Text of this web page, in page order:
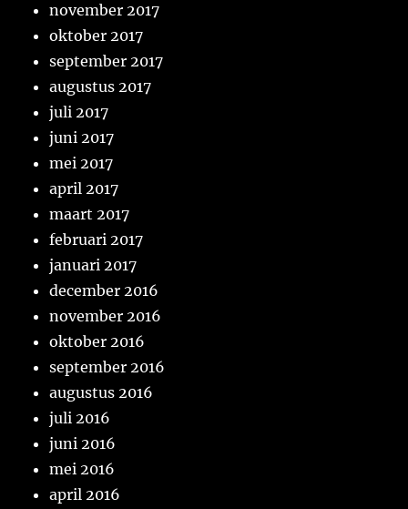
november 2017
oktober 2017
september 2017
augustus 2017
juli 2017
juni 2017
mei 2017
april 2017
maart 2017
februari 2017
januari 2017
december 2016
november 2016
oktober 2016
september 2016
augustus 2016
juli 2016
juni 2016
mei 2016
april 2016